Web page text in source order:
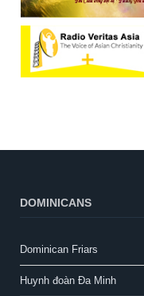
DOMINICANS
Dominican Friars
Huynh đoàn Đa Minh